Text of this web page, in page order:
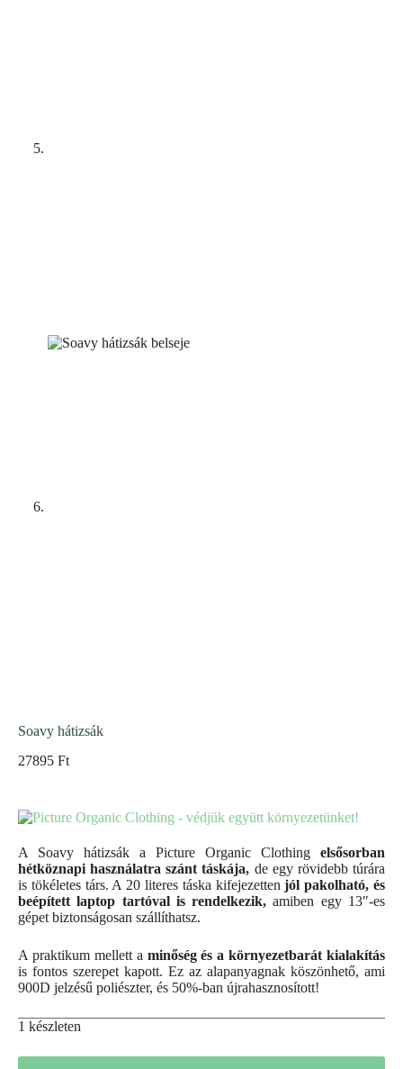
Soavy hátizsák
27895 Ft
A Soavy hátizsák a Picture Organic Clothing elsősorban
hétköznapi használatra szánt táskája, de egy rövidebb túrára
is tökéletes társ. A 20 literes táska kifejezettenjól pakolható, és
beépített laptop tartóval is rendelkezik, amiben egy 13″-es
gépet biztonságosan szállíthatsz.
A praktikum mellett a minőség és a környezetbarát kialakítás
is fontos szerepet kapott. Ez az alapanyagnak köszönhető, ami
900D jelzésű poliészter, és 50%-ban újrahasznosított!
1 készleten